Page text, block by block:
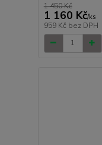
1 450 Kč
1 160 Kč/ks
959 Kč bez DPH